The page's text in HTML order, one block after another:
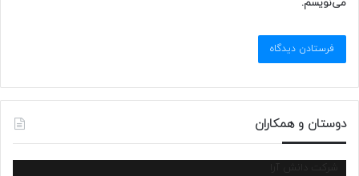
می‌نویسم.
دوستان و همکاران
شرکت دانش آرا